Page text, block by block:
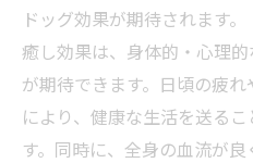
ドッグ効果が期待されます
癒し効果は、身体的・心理
が期待できます。日頃の疲
により、健康な生活を送る
す。同時に、全身の血流が